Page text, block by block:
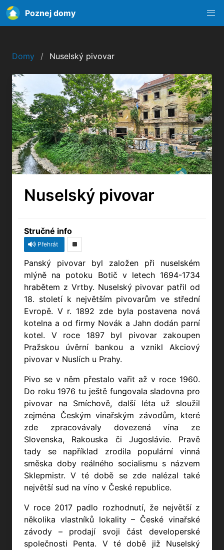
Poznej domy
Domy Nuselský pivovar
Nuselský pivovar
Stručné info
Přehrát
Panský pivovar byl založen při nuselském
mlýně na potoku Botič v letech 1694-1734
hrabětem z Vrtby. Nuselský pivovar patřil od
18. století k největším pivovarům ve střední
Evropě. V r. 1892 zde byla postavena nová
kotelna a od firmy Novák a Jahn dodán parní
kotel. V roce 1897 byl pivovar zakoupen
Pražskou úvěrní bankou a vznikl Akciový
pivovar v Nuslích u Prahy.
Pivo se v něm přestalo vařit až v roce 1960.
Do roku 1976 tu ještě fungovala sladovna pro
pivovar na Smíchově, další léta už sloužil
zejména Českým vinařským závodům, které
zde zpracovávaly dovezená vína ze
Slovenska, Rakouska či Jugoslávie. Pravě
tady se například zrodila populární vinná
směska doby reálného socialismu s názvem
Sklepmistr. V té době se zde nalézal také
největší sud na víno v České republice.
V roce 2017 padlo rozhodnutí, že největší z
několika vlastníků lokality – České vinařské
závody – prodají svoji část developerské
společnosti Penta. V té době již Nuselský